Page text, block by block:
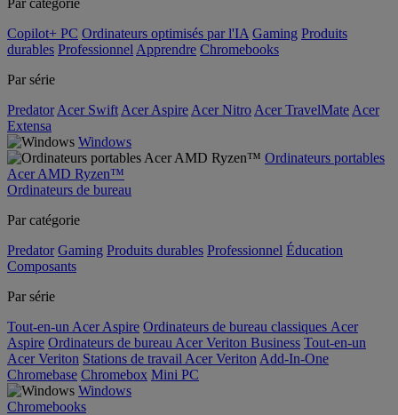
Par catégorie
Copilot+ PC Ordinateurs optimisés par l'IA Gaming Produits
durables Professionnel Apprendre Chromebooks
Par série
Predator Acer Swift Acer Aspire Acer Nitro Acer TravelMate Acer
Extensa
Windows
Ordinateurs portables
Acer AMD Ryzen™
Ordinateurs de bureau
Par catégorie
Predator Gaming Produits durables Professionnel Éducation
Composants
Par série
Tout-en-un Acer Aspire Ordinateurs de bureau classiques Acer
Aspire Ordinateurs de bureau Acer Veriton Business Tout-en-un
Acer Veriton Stations de travail Acer Veriton Add-In-One
Chromebase Chromebox Mini PC
Windows
Chromebooks